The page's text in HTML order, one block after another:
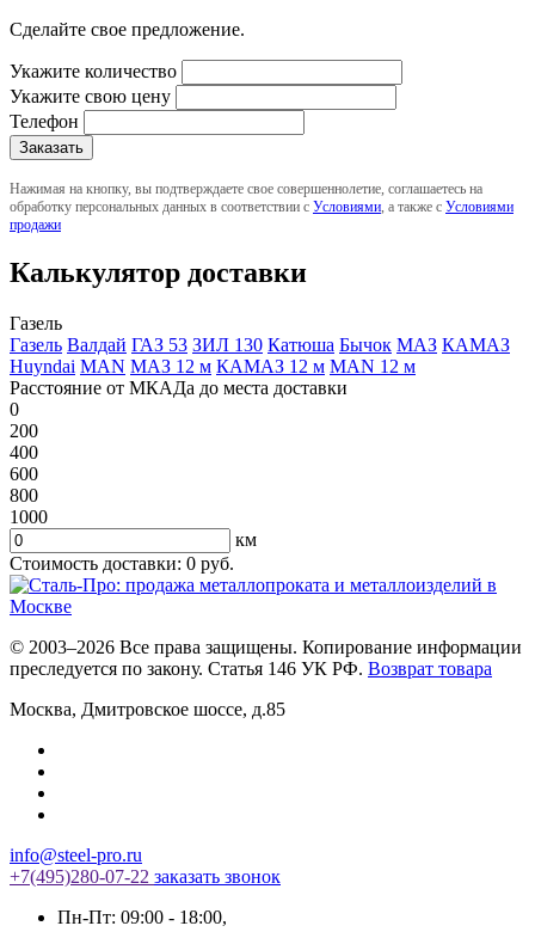
Сделайте свое предложение.
Укажите количество
Укажите свою цену
Телефон
Нажимая на кнопку, вы подтверждаете свое совершеннолетие, соглашаетесь на
обработку персональных данных в соответствии с Условиями , а также с Условиями
продажи
Калькулятор доставки
Газель
Газель Валдай ГАЗ 53 ЗИЛ 130 Катюша Бычок МАЗ КАМАЗ
Huyndai MAN МАЗ 12 м КАМАЗ 12 м MAN 12 м
Расстояние от МКАДа до места доставки
0
200
400
600
800
1000
км
Стоимость доставки: 0 руб.
© 2003–2026 Все права защищены. Копирование информации
преследуется по закону. Статья 146 УК РФ. Возврат товара
Москва, Дмитровское шоссе, д.85
info@steel-pro.ru
+7(495)280-07-22 заказать звонок
Пн-Пт: 09:00 - 18:00,